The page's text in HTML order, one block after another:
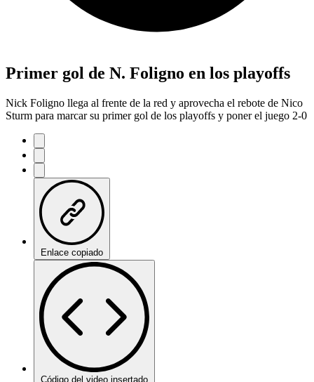
Primer gol de N. Foligno en los playoffs
Nick Foligno llega al frente de la red y aprovecha el rebote de Nico
Sturm para marcar su primer gol de los playoffs y poner el juego 2-0
Enlace copiado
Código del video insertado